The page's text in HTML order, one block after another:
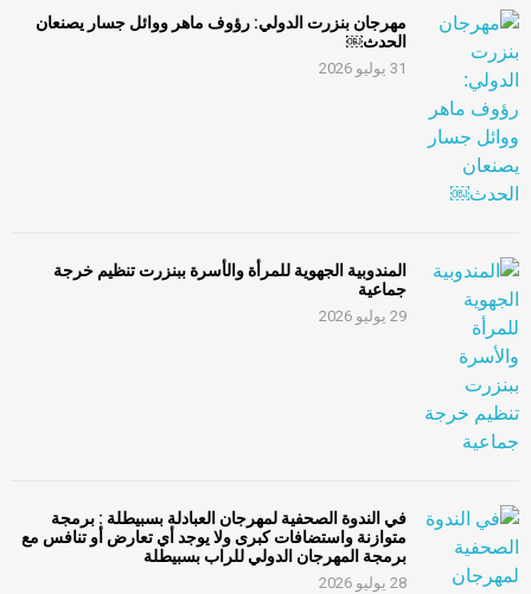
مهرجان بنزرت الدولي: رؤوف ماهر ووائل جسار يصنعان
الحدث￼
31 يوليو 2026
المندوبية الجهوية للمرأة والأسرة ببنزرت تنظيم خرجة
جماعية
29 يوليو 2026
في الندوة الصحفية لمهرجان العبادلة بسبيطلة : برمجة
متوازنة واستضافات كبرى ولا يوجد أي تعارض أو تنافس مع
برمجة المهرجان الدولي للراب بسبيطلة
28 يوليو 2026